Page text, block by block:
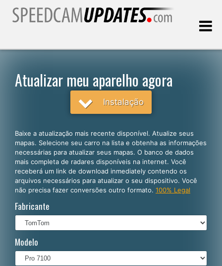
Português
English
Español
Français
Polski
Atualizar meu aparelho agora
Instalação
Baixe a atualização mais recente disponível. Atualize seus
mapas. Selecione seu carro na lista e obtenha as informações
necessárias para atualizar seus mapas. O banco de dados
mais completa de radares disponíveis na internet. Você
receberá um link de download inmediately contendo os
arquivos necessários para atualizar o seu dispositivo. Você
não precisa fazer conversões outro formato. 100% Legal
Fabricante
Modelo